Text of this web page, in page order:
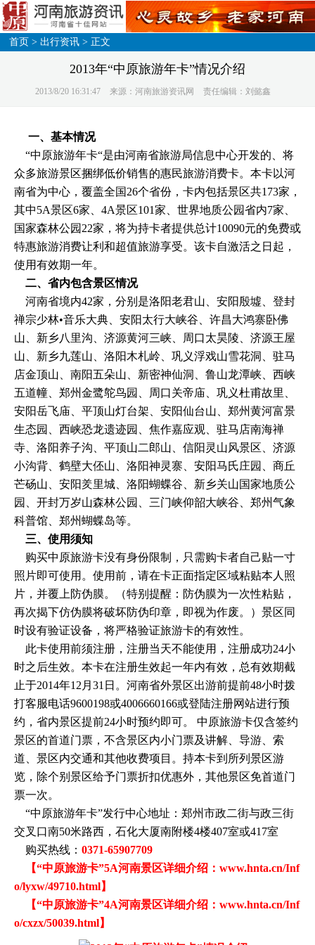
首页 >出行资讯 > 正文
2013年“中原旅游年卡”情况介绍
2013/8/20 16:31:47 来源：河南旅游资讯网 责任编辑：刘懿鑫
一、基本情况
“中原旅游年卡“是由河南省旅游局信息中心开发的、将
众多旅游景区捆绑低价销售的惠民旅游消费卡。本卡以河
南省为中心，覆盖全国26个省份，卡内包括景区共173家，
其中5A景区6家、4A景区101家、世界地质公园省内7家、
国家森林公园22家，将为持卡者提供总计10090元的免费或
特惠旅游消费让利和超值旅游享受。该卡自激活之日起，
使用有效期一年。
二、省内包含景区情况
河南省境内42家，分别是洛阳老君山、安阳殷墟、登封
禅宗少林•音乐大典、安阳太行大峡谷、许昌大鸿寨卧佛
山、新乡八里沟、济源黄河三峡、周口太昊陵、济源王屋
山、新乡九莲山、洛阳木札岭、巩义浮戏山雪花洞、驻马
店金顶山、南阳五朵山、新密神仙洞、鲁山龙潭峡、西峡
五道幢、郑州金鹭鸵鸟园、周口关帝庙、巩义杜甫故里、
安阳岳飞庙、平顶山灯台架、安阳仙台山、郑州黄河富景
生态园、西峡恐龙遗迹园、焦作嘉应观、驻马店南海禅
寺、洛阳养子沟、平顶山二郎山、信阳灵山风景区、济源
小沟背、鹤壁大伾山、洛阳神灵寨、安阳马氏庄园、商丘
芒砀山、安阳羑里城、洛阳蝴蝶谷、新乡关山国家地质公
园、开封万岁山森林公园、三门峡仰韶大峡谷、郑州气象
科普馆、郑州蝴蝶岛等。
三、使用须知
购买中原旅游卡没有身份限制，只需购卡者自己贴一寸
照片即可使用。使用前，请在卡正面指定区域粘贴本人照
片，并覆上防伪膜。（特别提醒：防伪膜为一次性粘贴，
再次揭下仿伪膜将破坏防伪印章，即视为作废。）景区同
时设有验证设备，将严格验证旅游卡的有效性。
此卡使用前须注册，注册当天不能使用，注册成功24小
时之后生效。本卡在注册生效起一年内有效，总有效期截
止于2014年12月31日。河南省外景区出游前提前48小时拨
打客服电话9600198或4006660166或登陆注册网站进行预
约，省内景区提前24小时预约即可。 中原旅游卡仅含签约
景区的首道门票，不含景区内小门票及讲解、导游、索
道、景区内交通和其他收费项目。持本卡到所列景区游
览，除个别景区给予门票折扣优惠外，其他景区免首道门
票一次。
“中原旅游年卡”发行中心地址：郑州市政二街与政三街
交叉口南50米路西，石化大厦南附楼4楼407室或417室
购买热线： 0371-65907709
【“中原旅游卡”5A河南景区详细介绍： www.hnta.cn/Inf
o/lyxw/49710.html】
【“中原旅游卡”4A河南景区详细介绍： www.hnta.cn/Inf
o/cxzx/50039.html】